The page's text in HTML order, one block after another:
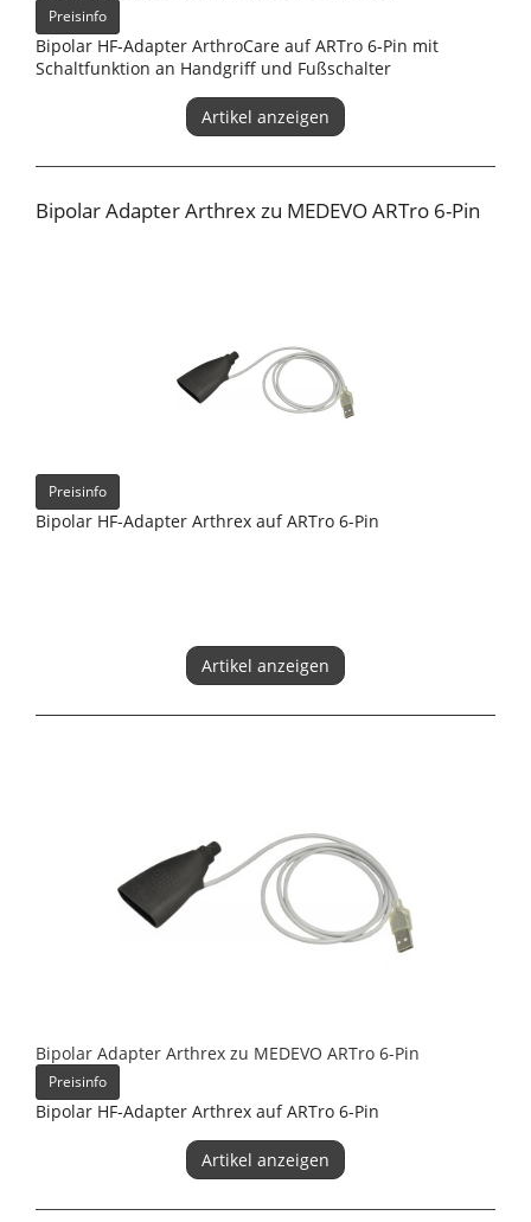
Preisinfo
Bipolar HF-Adapter ArthroCare auf ARTro 6-Pin mit
Schaltfunktion an Handgriff und Fußschalter
Artikel anzeigen
Bipolar Adapter Arthrex zu MEDEVO ARTro 6-Pin
Preisinfo
Bipolar HF-Adapter Arthrex auf ARTro 6-Pin
Artikel anzeigen
Bipolar Adapter Arthrex zu MEDEVO ARTro 6-Pin
Preisinfo
Bipolar HF-Adapter Arthrex auf ARTro 6-Pin
Artikel anzeigen